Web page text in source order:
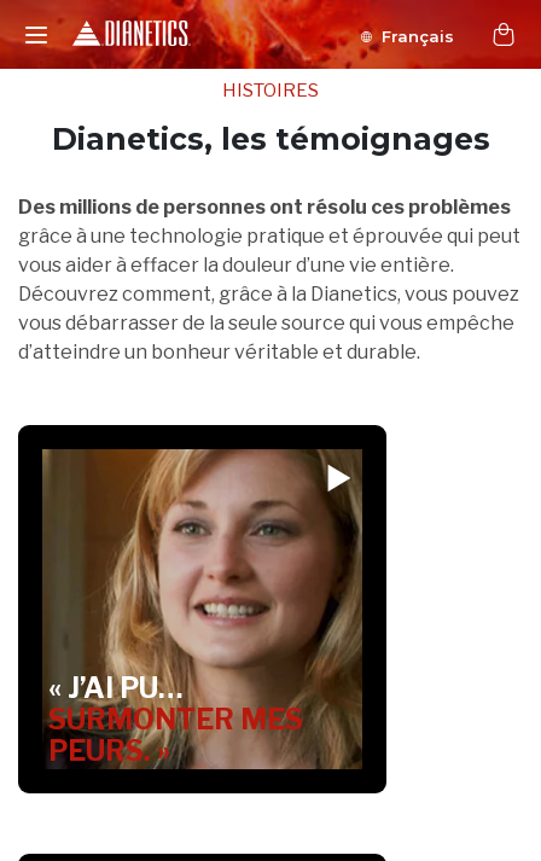
Français
HISTOIRES
Dianetics, les témoignages
Des millions de personnes ont résolu ces problèmes
grâce à une technologie pratique et éprouvée qui peut
vous aider à effacer la douleur d’une vie entière.
Découvrez comment, grâce à la Dianetics, vous pouvez
vous débarrasser de la seule source qui vous empêche
d’atteindre un bonheur véritable et durable.
« J’AI PU…
SURMONTER MES
PEURS. »